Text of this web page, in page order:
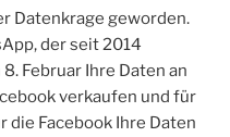
Datenkrage geworden.
der seit 2014
Februar Ihre Daten an
verkaufen und für
die Facebook Ihre Daten